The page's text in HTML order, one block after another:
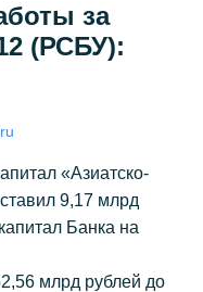
за
(РСБУ):
«Азиатско-
9,17 млрд
Банка на
млрд рублей до